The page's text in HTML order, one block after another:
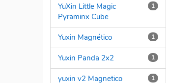
1
YuXin Little Magic
Pyraminx Cube
1
Yuxin Magnético
1
Yuxin Panda 2x2
1
yuxin v2 Magnetico